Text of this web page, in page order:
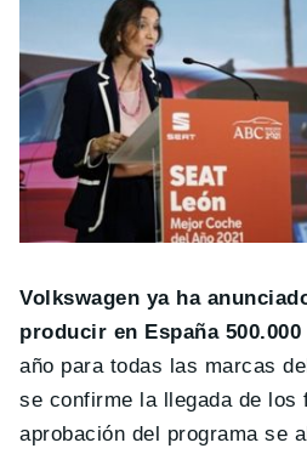
Volkswagen ya ha
producir en España
año para todas las marcas
se confirme la llegada de los
aprobación del programa se